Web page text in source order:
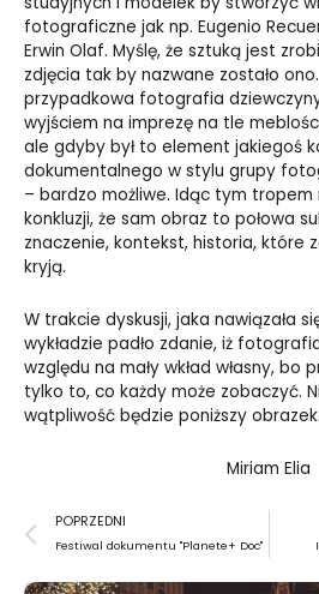
fotograficzne jak np. Eugenio
Erwin Olaf. Myślę, że sztuką jest
zdjęcia tak by nazwane zostało
przypadkowa fotografia
wyjściem na imprezę na tle
ale gdyby był to element jakiegoś
dokumentalnego w stylu grupy
– bardzo możliwe. Idąc tym tropem
konkluzji, że sam obraz to połowa
znaczenie, kontekst, historia, które
kryją.
W trakcie dyskusji, jaka nawiązała
wykładzie padło zdanie, iż
względu na mały wkład własny, bo
tylko to, co każdy może zobaczyć.
wątpliwość będzie poniższy obrazek.
Miriam Elia
Prev
POPRZEDNI
Festiwal dokumentu "Planete+ Doc"